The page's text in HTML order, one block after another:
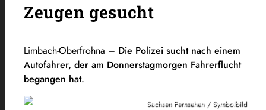
Zeugen gesucht
Limbach-Oberfrohna – Die Polizei sucht nach einem
Autofahrer, der am Donnerstagmorgen Fahrerflucht
begangen hat.
Sachsen Fernsehen / Symbolbild